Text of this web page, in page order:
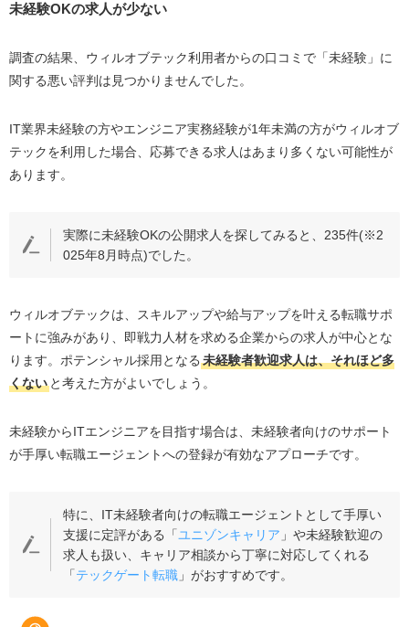
未経験OKの求人が少ない
調査の結果、ウィルオブテック利用者からの口コミで「未経験」に
関する悪い評判は見つかりませんでした。
IT業界未経験の方やエンジニア実務経験が1年未満の方がウィルオブ
テックを利用した場合、応募できる求人はあまり多くない可能性が
あります。
実際に未経験OKの公開求人を探してみると、235件(※2
025年8月時点)でした。
ウィルオブテックは、スキルアップや給与アップを叶える転職サポ
ートに強みがあり、即戦力人材を求める企業からの求人が中心とな
ります。ポテンシャル採用となる 未経験者歓迎求人は、それほど多
くないと考えた方がよいでしょう。
未経験からITエンジニアを目指す場合は、未経験者向けのサポート
が手厚い転職エージェントへの登録が有効なアプローチです。
特に、IT未経験者向けの転職エージェントとして手厚い
支援に定評がある「ユニゾンキャリア 」や未経験歓迎の
求人も扱い、キャリア相談から丁寧に対応してくれる
「テックゲート転職 」がおすすめです。